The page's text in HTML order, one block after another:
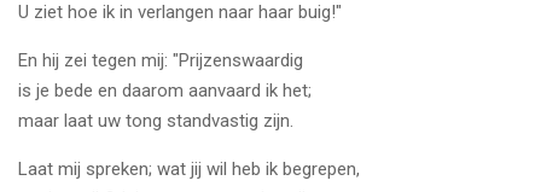
U ziet hoe ik in verlangen naar haar buig!"
En hij zei tegen mij: "Prijzenswaardig
is je bede en daarom aanvaard ik het;
maar laat uw tong standvastig zijn.
Laat mij spreken; wat jij wil heb ik begrepen,